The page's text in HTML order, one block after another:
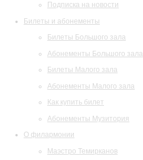
Подписка на новости
Билеты и абонементы
Билеты Большого зала
Абонементы Большого зала
Билеты Малого зала
Абонементы Малого зала
Как купить билет
Абонементы Музитория
О филармонии
Маэстро Темирканов